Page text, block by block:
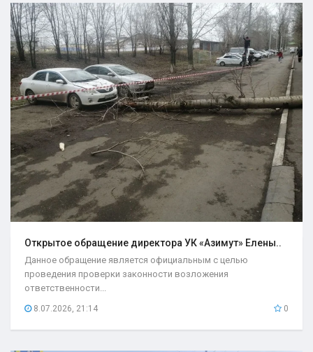
Открытое обращение директора УК «Азимут» Елены..
Данное обращение является официальным с целью
проведения проверки законности возложения
ответственности...
8.07.2026, 21:14 0